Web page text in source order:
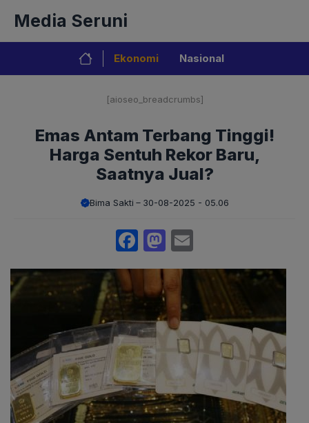
isi
Media Seruni
Ekonomi Nasional
[aioseo_breadcrumbs]
Emas Antam Terbang Tinggi!
Harga Sentuh Rekor Baru,
Saatnya Jual?
Bima Sakti 30-08-2025 - 05.06
Facebook
Mastodon